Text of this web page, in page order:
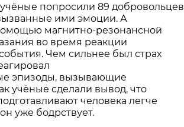
попросили 89 добровольцев
ими эмоции. А
магнитно-резонансной
во время реакции
Чем сильнее был страх
эпизоды, вызывающие
учёные сделали вывод, что
человека легче
уже бодрствует.